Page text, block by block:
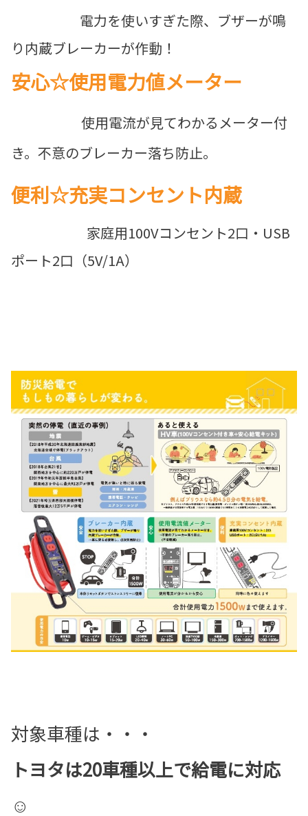
電力を使いすぎた際、ブザーが鳴
り内蔵ブレーカーが作動！
安心☆使用電力値メーター
使用電流が見てわかるメーター付
き。不意のブレーカー落ち防止。
便利☆充実コンセント内蔵
家庭用100Vコンセント2口・USB
ポート2口（5V/1A）
対象車種は・・・
トヨタは20車種以上で給電に対応
☺